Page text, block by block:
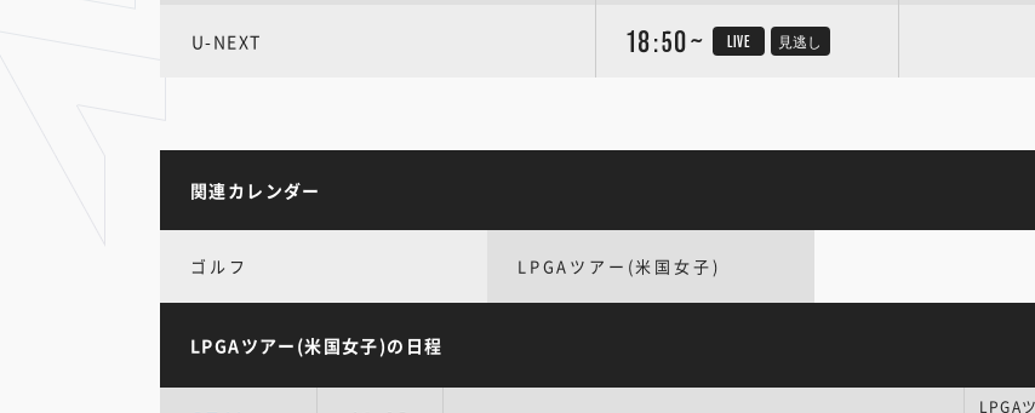
U-NEXT 18:50~ LIVE 見逃し
関連カレンダー
ゴルフ LPGAツアー(米国女子)
LPGAツアー(米国女子)の日程